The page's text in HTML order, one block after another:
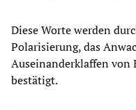
Diese Worte werden
Polarisierung, das
Auseinanderklaffen von
bestätigt.